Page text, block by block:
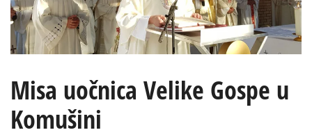
Misa uočnica Velike Gospe u
Komušini